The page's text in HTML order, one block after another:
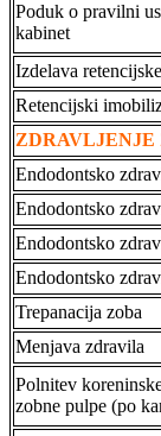
Poduk o pravilni
kabinet
Izdelava
Retencijski
ZDRAVLJENJE
Endodontsko
Endodontsko
Endodontsko
Endodontsko
Trepanacija zoba
Menjava zdravila
Polnitev
zobne pulpe (po